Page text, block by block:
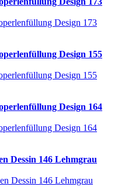
Design 155
Design 164
Dessin 146 Lehmgrau